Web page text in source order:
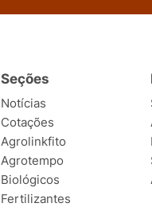
Seções
Notícias
Cotações
Agrolinkfito
Agrotempo
Biológicos
Fertilizantes